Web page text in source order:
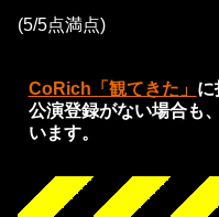
(5/5点満点)
CoRich「観てきた」 に
公演登録がない場合も
います。